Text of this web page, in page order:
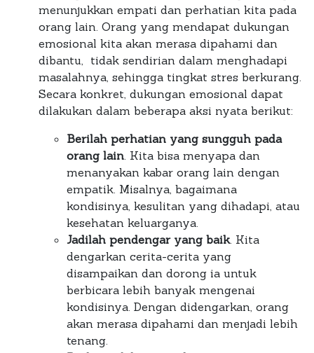
menunjukkan empati dan perhatian kita pada
orang lain. Orang yang mendapat dukungan
emosional kita akan merasa dipahami dan
dibantu, tidak sendirian dalam menghadapi
masalahnya, sehingga tingkat stres berkurang.
Secara konkret, dukungan emosional dapat
dilakukan dalam beberapa aksi nyata berikut:
Berilah perhatian yang sungguh pada
orang lain. Kita bisa menyapa dan
menanyakan kabar orang lain dengan
empatik. Misalnya, bagaimana
kondisinya, kesulitan yang dihadapi, atau
kesehatan keluarganya.
Jadilah pendengar yang baik. Kita
dengarkan cerita-cerita yang
disampaikan dan dorong ia untuk
berbicara lebih banyak mengenai
kondisinya. Dengan didengarkan, orang
akan merasa dipahami dan menjadi lebih
tenang.